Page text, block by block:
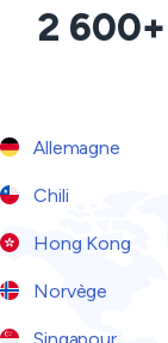
2
Allemagne
Chili
Hong Kong
Norvège